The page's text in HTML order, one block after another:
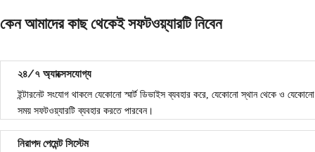
কেন আমাদের কাছ থেকেই সফটওয়্যারটি নিবেন
২৪/৭ অ্যাক্সেসযোগ্য
ইন্টারনেট সংযোগ থাকলে যেকোনো স্মার্ট ডিভাইস ব্যবহার করে, যেকোনো স্থান থেকে ও যেকোনো
সময় সফটওয়্যারটি ব্যবহার করতে পারবেন।
নিরাপদ পেমেন্ট সিস্টেম